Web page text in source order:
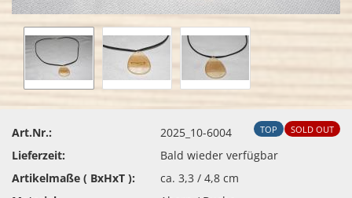
TOP SOLD OUT
Art.Nr.:
2025_10-6004
Lieferzeit:
Bald wieder verfügbar
Artikelmaße ( BxHxT ):
ca. 3,3 / 4,8 cm